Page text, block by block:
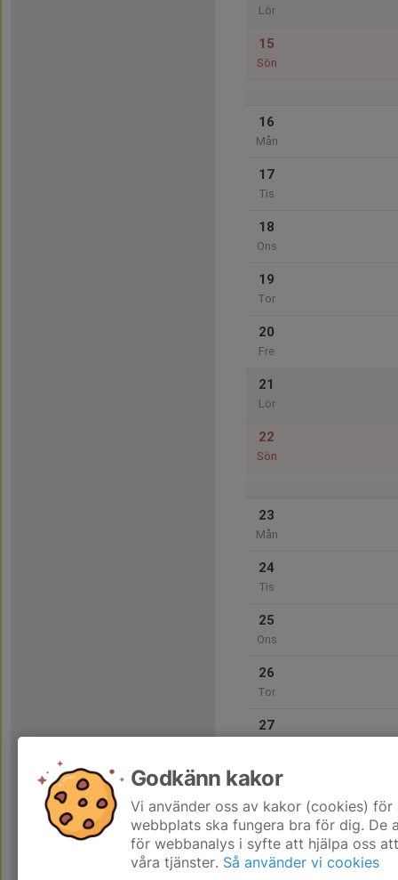
Lör
15
Sön
16
Mån
17
Tis
18
Ons
19
Tor
20
Fre
21
Lör
22
Sön
23
Mån
24
Tis
25
Ons
26
Tor
27
28
Godkänn kakor
Vi använder oss av kakor (cookies)
webbplats ska fungera bra för dig. De
för webbanalys i syfte att hjälpa oss
våra tjänster. Så använder vi cookies